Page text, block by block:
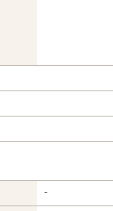
-